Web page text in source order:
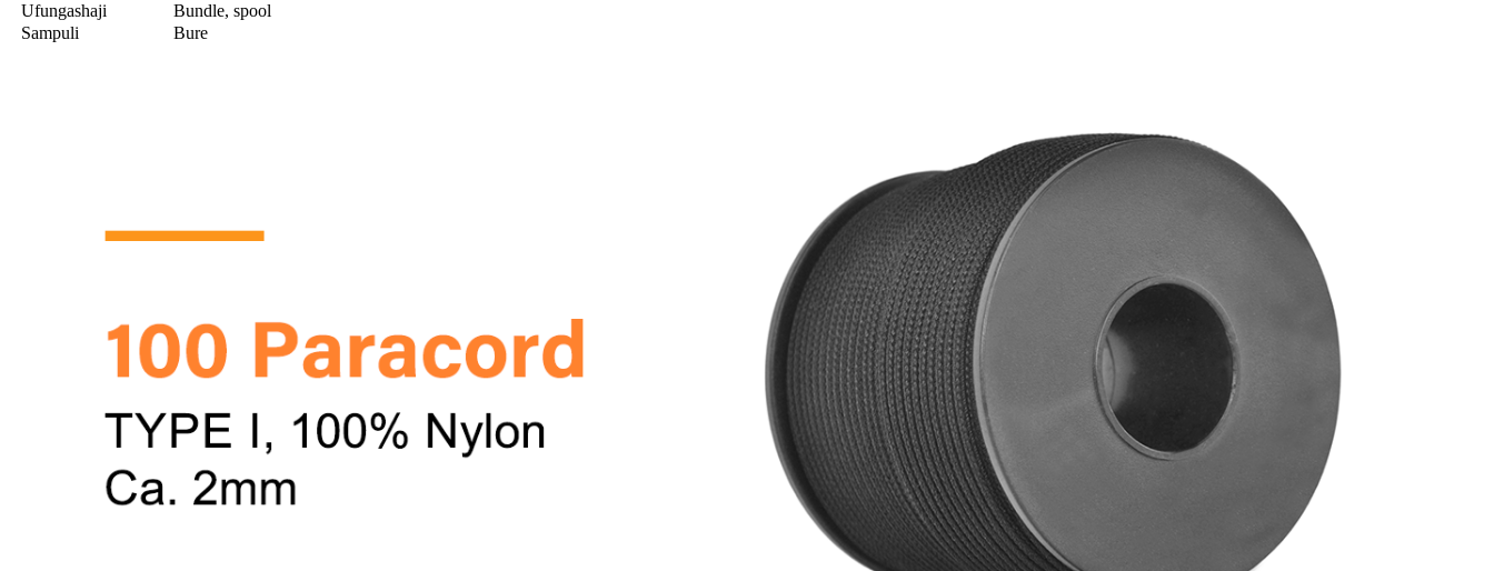
Ufungashaji
Bundle, spool
Sampuli
Bure